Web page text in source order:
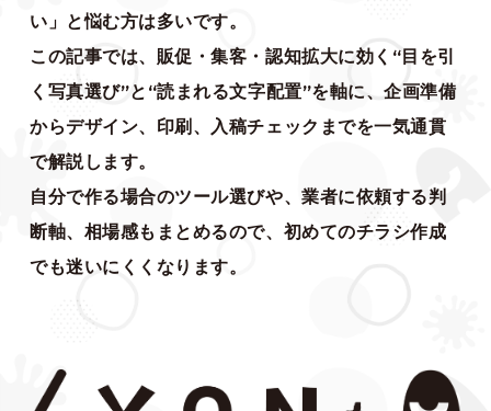
い」と悩む方は多いです。
この記事では、販促・集客・認知拡大に効く“目を引
く写真選び”と“読まれる文字配置”を軸に、企画準備
からデザイン、印刷、入稿チェックまでを一気通貫
で解説します。
自分で作る場合のツール選びや、業者に依頼する判
断軸、相場感もまとめるので、初めてのチラシ作成
でも迷いにくくなります。